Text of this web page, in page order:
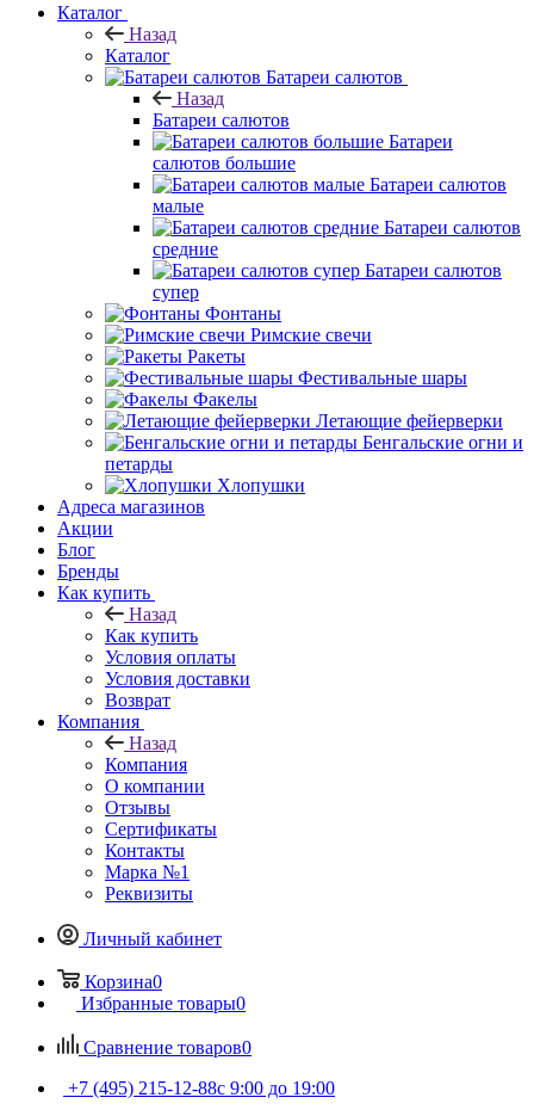
Каталог
Назад
Каталог
Батареи салютов
Назад
Батареи салютов
Батареи
салютов большие
Батареи салютов
малые
Батареи салютов
средние
Батареи салютов
супер
Фонтаны
Римские свечи
Ракеты
Фестивальные шары
Факелы
Летающие фейерверки
Бенгальские огни и
петарды
Хлопушки
Адреса магазинов
Акции
Блог
Бренды
Как купить
Назад
Как купить
Условия оплаты
Условия доставки
Возврат
Компания
Назад
Компания
О компании
Отзывы
Сертификаты
Контакты
Марка №1
Реквизиты
Личный кабинет
Корзина0
Избранные товары0
Сравнение товаров0
+7 (495) 215-12-88c 9:00 до 19:00